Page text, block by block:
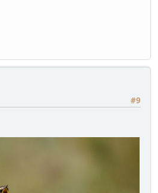
#9